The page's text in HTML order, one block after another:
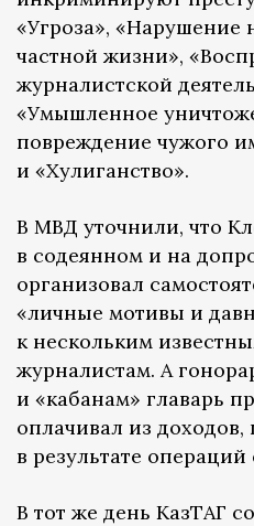
«Угроза», «Нарушение
частной жизни»,
журналистской
«Умышленное
повреждение чужого
и «Хулиганство».
В МВД уточнили, что
в содеянном и на
организовал
«личные мотивы и
к нескольким
журналистам. А
и «кабанам» главарь
оплачивал из
в результате
В тот же день КазТАГ